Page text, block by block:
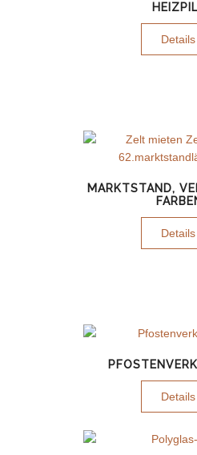
Details
MARKTSTAND,
Details
Details